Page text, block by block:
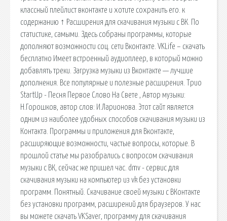
классный плейлист вконтакте и хотите сохранить его. к
содержанию ↑ Расширения для скачивания музыки с ВК. По
статистике, самыми. Здесь собраны программы, которые
дополняют возможности соц. сети Вконтакте. VKLife – скачать
бесплатно Имеет встроенный аудиоплеер, в который можно
добавлять треки. Загрузка музыки из Вконтакте — лучшие
дополнения. Все популярные и полезные расширения. Трио
StartUp - Песня Первое Слово На Свете , Автор музыки:
Н.Горошков, автор слов: И.Ларионова. Этот сайт является
одним из наиболее удобных способов скачивания музыки из
Контакта. Программы и приложения для Вконтакте,
расширяющие возможности, частые вопросы, которые. В
прошлой статье мы разобрались с вопросом скачивания
музыки с ВК, сейчас же пришел час. dmv - сервис для
скачивания музыки на компьютер из vk без установки
программ. Понятный. Скачивание своей музыки с ВКонтакте
без установки программ, расширений для браузеров. У нас
вы можете скачать VKSaver, программу для скачивания